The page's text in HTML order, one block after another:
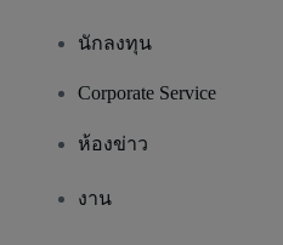
นักลงทุน
Corporate Service
ห้องข่าว
งาน